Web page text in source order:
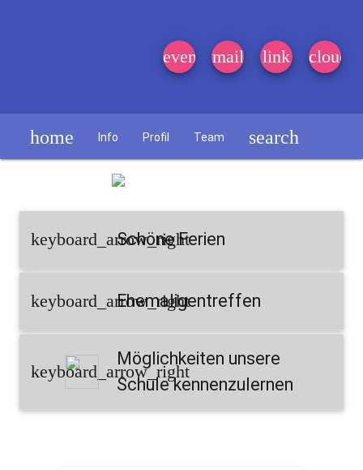
event_note
mail link cloud
home Info Profil Team search
keyboard_arrow_right
Schöne Ferien
keyboard_arrow_rightEhemaligentreffen
keyboard_arrow_right
Möglichkeiten unsere
Schule kennenzulernen